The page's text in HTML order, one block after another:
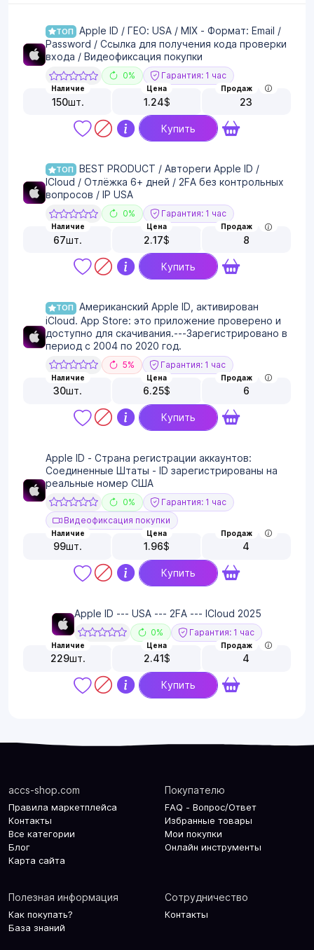
ТОП
Apple ID / ГЕО: USA / MIX - Формат: Email /
Password / Ссылка для получения кода проверки
входа / Видеофиксация покупки
0% Гарантия: 1 час
Наличие
150шт.
Цена
1.24$
Продаж
23
Купить
ТОП
BEST PRODUCT / Автореги Apple ID /
ICloud / Отлёжка 6+ дней / 2FA без контрольных
вопросов / IP USA
0% Гарантия: 1 час
Наличие
67шт.
Цена
2.17$
Продаж
8
Купить
ТОП
Американский Apple ID, активирован
iCloud. App Store: это приложение проверено и
доступно для скачивания.---Зарегистрировано в
период с 2004 по 2020 год.
5% Гарантия: 1 час
Наличие
30шт.
Цена
6.25$
Продаж
6
Купить
Apple ID - Страна регистрации аккаунтов:
Соединенные Штаты - ID зарегистрированы на
реальные номер США
0%
Гарантия: 1 час
Видеофиксация покупки
Наличие
99шт.
Цена
1.96$
Продаж
4
Купить
Apple ID --- USA --- 2FA --- ICloud 2025
0% Гарантия: 1 час
Наличие
229шт.
Цена
2.41$
Продаж
4
Купить
accs-shop.com
Правила маркетплейса
Контакты
Все категории
Блог
Карта сайта
Покупателю
FAQ - Вопрос/Ответ
Избранные товары
Мои покупки
Онлайн инструменты
Полезная информация
Как покупать?
База знаний
Сотрудничество
Контакты